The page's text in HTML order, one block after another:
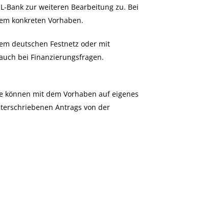
Bank zur weiteren Bearbeitung zu. Bei
konkreten Vorhaben.
deutschen Festnetz oder mit
bei Finanzierungsfragen.
mit dem Vorhaben auf eigenes
Antrags von der